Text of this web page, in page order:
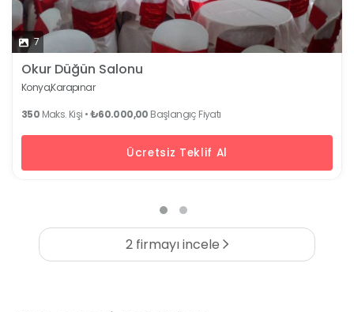
7
Okur Düğün Salonu
Konya,Karapınar
350 Maks. Kişi •₺60.000,00 Başlangıç Fiyatı
Ücretsiz Teklif Al
2 firmayı incele